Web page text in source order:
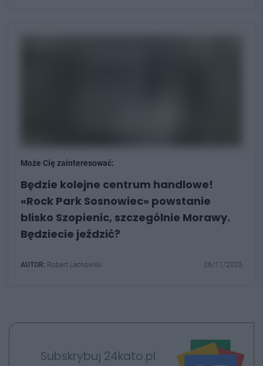
Może Cię zainteresować:
Będzie kolejne centrum handlowe!
«Rock Park Sosnowiec» powstanie
blisko Szopienic, szczególnie Morawy.
Będziecie jeździć?
AUTOR: Robert Lechowski 26/11/2025
Subskrybuj 24kato.pl